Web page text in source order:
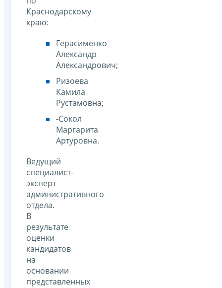
Краснодарскому
краю:
Герасименко
Александр
Александрович;
Ризоева
Камила
Рустамовна;
-Сокол
Маргарита
Артуровна.
Ведущий
специалист-
эксперт
административного
отдела.
В
результате
оценки
кандидатов
на
основании
представленных